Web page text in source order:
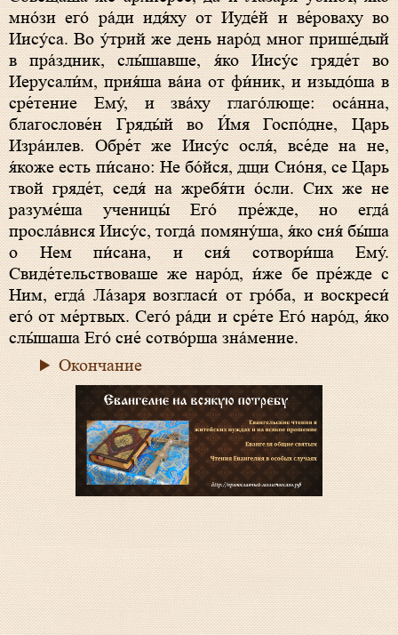
мно́зи его́ ра́ди идя́ху от Иуде́й и ве́роваху во
Иису́са. Во у́трий же день наро́д мног прише́дый
в пра́здник, слы́шавше, я́ко Иису́с гряде́т во
Иерусали́м, прия́ша ва́иа от фи́ник, и изыдо́ша в
сре́тение Ему́, и зва́ху глаго́люще: оса́нна,
благослове́н Гряды́й во И́мя Госпо́дне, Царь
Изра́илев. Обре́т же Иису́с oсля́, все́де на не,
я́коже есть пи́сано: Не бо́йся, дщи Сио́ня, се Царь
твой гряде́т, седя́ на жребя́ти óсли. Сих же не
разуме́ша ученицы́ Его́ пре́жде, но егда́
просла́вися Иису́с, тогда́ помяну́ша, я́ко сия́ бы́ша
о Нем пи́сана, и сия́ сотвори́ша Ему́.
Свиде́тельствоваше же наро́д, и́же бе пре́жде с
Ним, егда́ Ла́заря возгласи́ от гро́ба, и воскреси́
его́ от ме́ртвых. Сего́ ра́ди и сре́те Его́ наро́д, я́ко
слы́шаша Его́ сие́ сотво́рша зна́мение.
Окончание